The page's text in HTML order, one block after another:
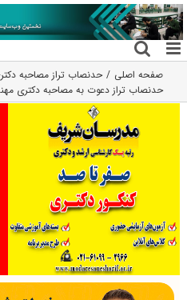
رفتن
به
محتوا
صفحه اصلی حدنصاب تراز مصاحبه
حدنصاب تراز دعوت به مصاحبه دکتری